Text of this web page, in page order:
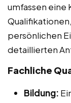
umfassen eine
persönlichen
detaillierten
Fachliche
Bildung: